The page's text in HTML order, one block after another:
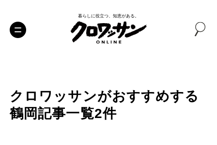
暮らしに役立つ、知恵がある。
クロワッサンがおすすめする
鶴岡記事一覧2件